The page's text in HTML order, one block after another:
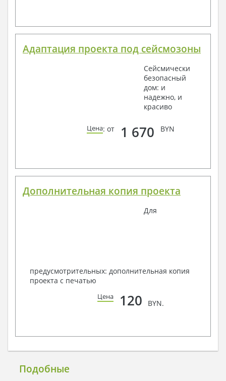
Адаптация проекта под сейсмозоны
Сейсмически
безопасный
дом: и
надежно, и
красиво
Цена: от 1 670 BYN
Дополнительная копия проекта
Для
предусмотрительных: дополнительная копия
проекта с печатью
Цена 120 BYN.
Подобные